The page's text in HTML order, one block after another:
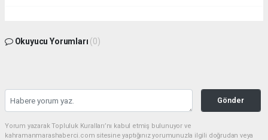
Okuyucu Yorumları (0)
Gönder
Yorum yazarak Topluluk Kuralları’nı kabul etmiş bulunuyor ve
kahramanmarashaberci.com sitesine yaptığınız yorumunuzla ilgili doğrudan veya